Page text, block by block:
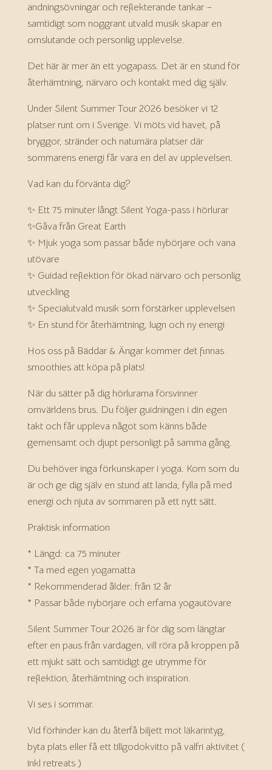
andningsövningar och reflekterande tankar –
samtidigt som noggrant utvald musik skapar en
omslutande och personlig upplevelse.
Det här är mer än ett yogapass. Det är en stund för
återhämtning, närvaro och kontakt med dig själv.
Under Silent Summer Tour 2026 besöker vi 12
platser runt om i Sverige. Vi möts vid havet, på
bryggor, stränder och naturnära platser där
sommarens energi får vara en del av upplevelsen.
Vad kan du förvänta dig?
✨ Ett 75 minuter långt Silent Yoga-pass i hörlurar
✨Gåva från Great Earth
✨ Mjuk yoga som passar både nybörjare och vana
utövare
✨ Guidad reflektion för ökad närvaro och personlig
utveckling
✨ Specialutvald musik som förstärker upplevelsen
✨ En stund för återhämtning, lugn och ny energi
Hos oss på Bäddar & Ängar kommer det finnas
smoothies att köpa på plats!
När du sätter på dig hörlurarna försvinner
omvärldens brus. Du följer guidningen i din egen
takt och får uppleva något som känns både
gemensamt och djupt personligt på samma gång.
Du behöver inga förkunskaper i yoga. Kom som du
är och ge dig själv en stund att landa, fylla på med
energi och njuta av sommaren på ett nytt sätt.
Praktisk information
* Längd: ca 75 minuter
* Ta med egen yogamatta
* Rekommenderad ålder: från 12 år
* Passar både nybörjare och erfarna yogautövare
Silent Summer Tour 2026 är för dig som längtar
efter en paus från vardagen, vill röra på kroppen på
ett mjukt sätt och samtidigt ge utrymme för
reflektion, återhämtning och inspiration.
Vi ses i sommar.
Vid förhinder kan du återfå biljett mot läkarintyg,
byta plats eller få ett tillgodokvitto på valfri aktivitet (
inkl retreats )